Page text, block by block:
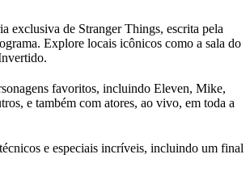
exclusiva de Stranger Things, escrita pela
Explore locais icônicos como a sala do
favoritos, incluindo Eleven, Mike,
e também com atores, ao vivo, em toda a
e especiais incríveis, incluindo um final